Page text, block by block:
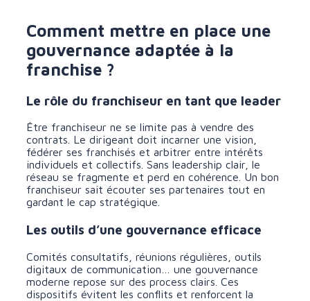
Comment mettre en place une
gouvernance adaptée à la
franchise ?
Le rôle du franchiseur en tant que leader
Être franchiseur ne se limite pas à vendre des
contrats. Le dirigeant doit incarner une vision,
fédérer ses franchisés et arbitrer entre intérêts
individuels et collectifs. Sans leadership clair, le
réseau se fragmente et perd en cohérence. Un bon
franchiseur sait écouter ses partenaires tout en
gardant le cap stratégique.
Les outils d’une gouvernance efficace
Comités consultatifs, réunions régulières, outils
digitaux de communication… une gouvernance
moderne repose sur des process clairs. Ces
dispositifs évitent les conflits et renforcent la